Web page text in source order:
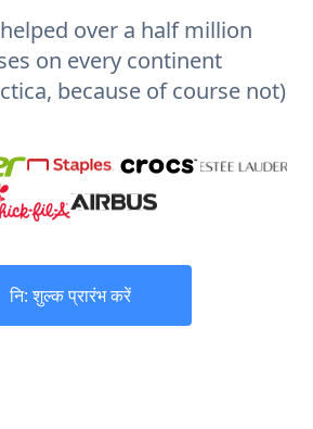
helped over a half million
on every continent
because of course not)
नि: शुल्क प्रारंभ करें